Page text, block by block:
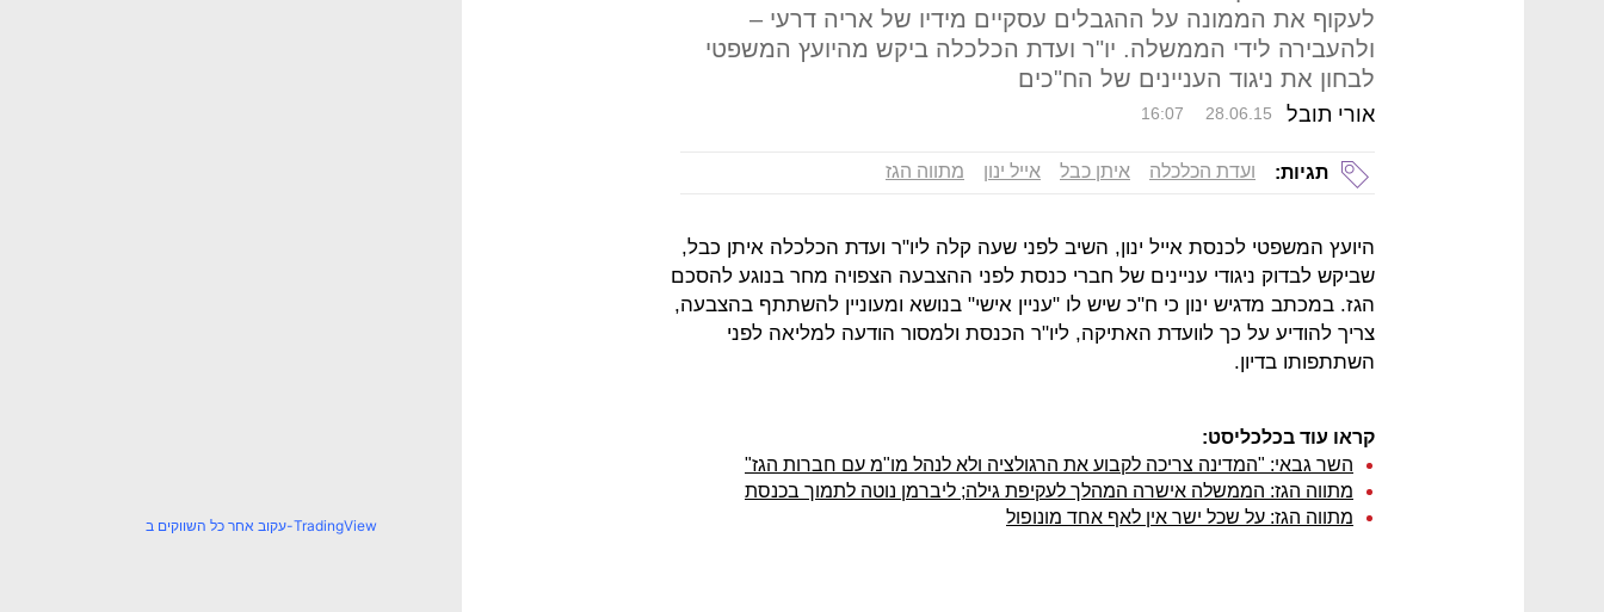
לעקוף את הממונה על ההגבלים עסקיים מידיו של אריה דרעי –
ולהעבירה לידי הממשלה. יו"ר ועדת הכלכלה ביקש מהיועץ המשפטי
לבחון את ניגוד העניינים של הח"כים
אורי תובל 16:07 28.06.15
תגיות: ועדת הכלכלה איתן כבל אייל ינון מתווה הגז
היועץ המשפטי לכנסת אייל ינון, השיב לפני שעה קלה ליו"ר ועדת הכלכלה איתן כבל,
שביקש לבדוק ניגודי עניינים של חברי כנסת לפני ההצבעה הצפויה מחר בנוגע להסכם
הגז. במכתב מדגיש ינון כי ח"כ שיש לו "עניין אישי" בנושא ומעוניין להשתתף בהצבעה,
צריך להודיע על כך לוועדת האתיקה, ליו"ר הכנסת ולמסור הודעה למליאה לפני
השתתפותו בדיון.
קראו עוד בכלכליסט:
השר גבאי: "המדינה צריכה לקבוע את הרגולציה ולא לנהל מו"מ עם חברות הגז"
מתווה הגז: הממשלה אישרה המהלך לעקיפת גילה; ליברמן נוטה לתמוך בכנסת
מתווה הגז: על שכל ישר אין לאף אחד מונופול
עקוב אחר כל השווקים ב-TradingView